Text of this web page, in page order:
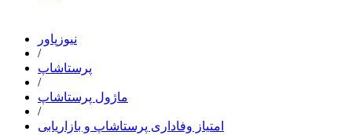
نیوزپاور
/
پرستاشاپ
/
ماژول پرستاشاپ
/
امتیاز وفاداری پرستاشاپ و بازاریابی